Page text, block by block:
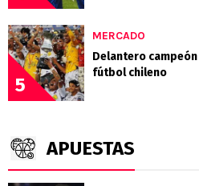
5
MERCADO
Delantero
fútbol chileno
APUESTAS